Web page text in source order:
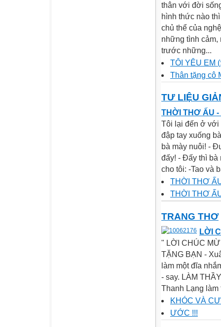
thân với đời
hình thức nào
chủ thể của
những tình
trước những...
TÔI YÊU EM
Thân tặng cô
TƯ LIỆU
THỜI THƠ ẤU
Tôi lại đến ở với
đập tay xuống
bà mày nuôi! -
đấy! - Đấy thì bà
cho tôi: -Tao và
THỜI THƠ
THỜI THƠ
TRANG THƠ
LỜI
" LỜI CHÚC
TẶNG BẠN -
làm một đĩa
- say. LÀM
Thanh Lạng
KHÓC VÀ
ƯỚC !!!